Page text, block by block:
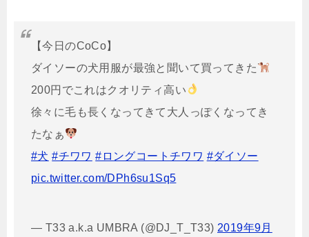
【今日のCoCo】
ダイソーの犬用服が最強と聞いて買ってきた
200円でこれはクオリティ高い
徐々に毛も長くなってきて大人っぽくなってき
たなぁ
#犬 #チワワ #ロングコートチワワ #ダイソー
pic.twitter.com/DPh6su1Sq5
— T33 a.k.a UMBRA (@DJ_T_T33) 2019年9月